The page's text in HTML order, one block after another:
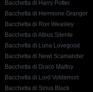
Bacchetta di Harry Potter
Bacchetta di Hermione Granger
Bacchetta di Ron Weasley
Bacchetta di Albus Silente
Bacchetta di Luna Lovegood
Bacchetta di Newt Scamander
Bacchetta di Draco Malfoy
Bacchetta di Lord Voldemort
Bacchetta di Sirius Black